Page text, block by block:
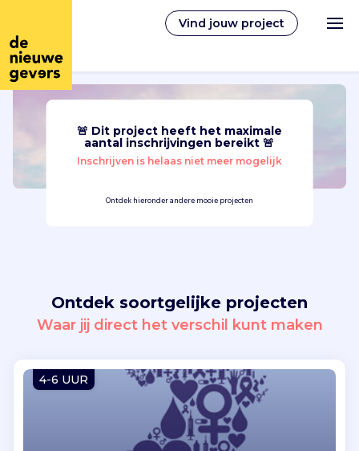
Vind jouw project
Nederlands
Vrijwilligerswerk
Vind jouw project
Inloggen
🚨 Dit project heeft het maximale
aantal inschrijvingen bereikt 🚨
Inschrijven is helaas niet meer mogelijk
Ontdek hieronder andere mooie projecten
Ontdek soortgelijke projecten
Waar jij direct het verschil kunt maken
4-6 UUR